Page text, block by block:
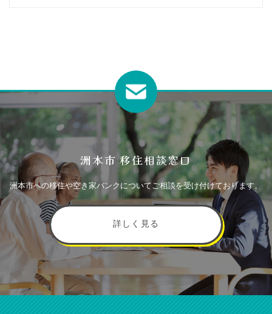
洲本市 移住相談窓口
洲本市への移住や空き家バンクについてご相談を受け付けております。
詳しく見る